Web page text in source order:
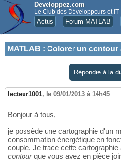
Developpez.com
Le Club des Développeurs et IT
Actus Forum MATLAB
MATLAB : Colorer un contour
Répondre à la
lecteur1001, le 09/01/2013 à 14h45
Bonjour à tous,
je possède une cartographie d'un
consommation énergétique en
couple. Je trace cette cartographie
contourque vous avez en pièce